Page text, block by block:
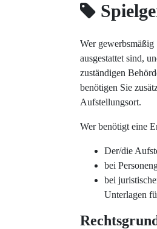
Wer gewerbsmäßig
ausgestattet sind,
zuständigen
benötigen Sie
Aufstellungsort.
Wer benötigt eine
Der/die
bei
bei
Unterlagen